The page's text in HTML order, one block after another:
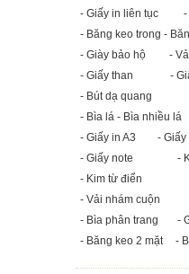
- Giấy in liên tục
-
- Băng keo trong -
- Giày bảo hộ
-
- Giấy than
-
- Bút dạ quang
- Bìa lá - Bìa nhiều lá
- Giấy in A3
- Giấy
- Giấy note
-
- Kim từ điển
- Vải nhám cuộn
- Bìa phân trang
-
- Băng keo 2 mặt
-